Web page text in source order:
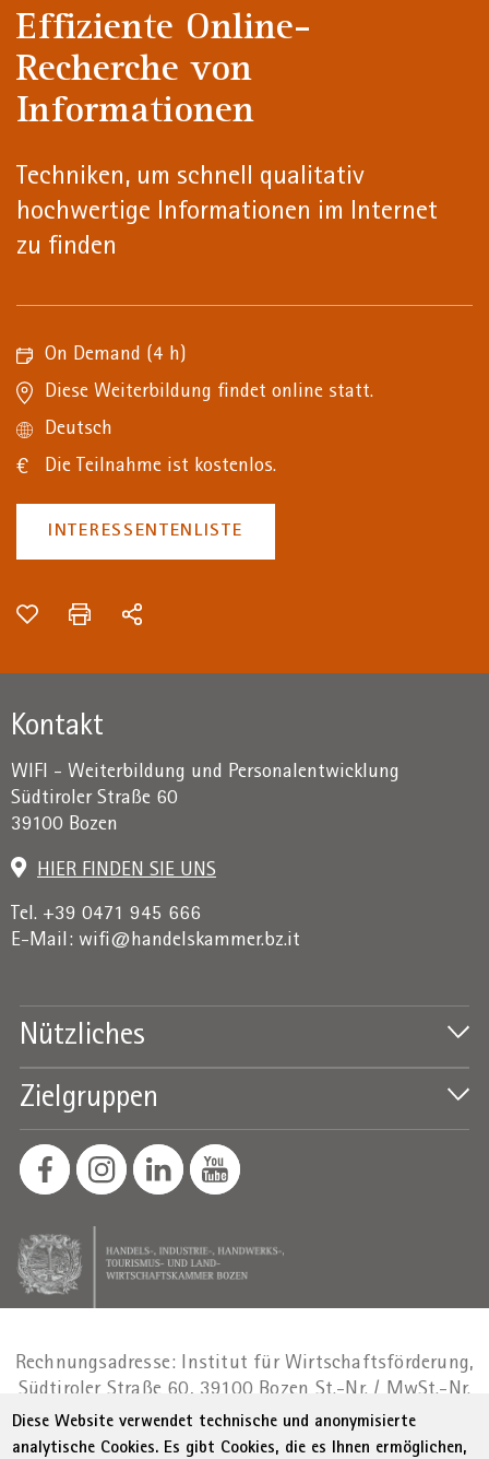
Effiziente Online-
Recherche von
Informationen
Techniken, um schnell qualitativ
hochwertige Informationen im Internet
zu finden
On Demand (4 h)
Diese Weiterbildung findet online statt.
Deutsch
Die Teilnahme ist kostenlos.
INTERESSENTENLISTE
Kontakt
WIFI - Weiterbildung und Personalentwicklung
Südtiroler Straße 60
39100 Bozen
HIER FINDEN SIE UNS
Tel. +39 0471 945 666
E-Mail: wifi@handelskammer.bz.it
Nützliches
Zielgruppen
Rechnungsadresse: Institut für Wirtschaftsförderung,
Südtiroler Straße 60, 39100 Bozen St.-Nr. / MwSt.-Nr.
01716880214|administration-
as@bz.legalmail.camcom.it
Diese Website verwendet technische und anonymisierte
analytische Cookies. Es gibt Cookies, die es Ihnen ermöglichen,